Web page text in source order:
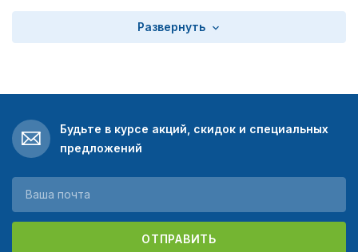
Развернуть
Будьте в курсе акций, скидок и специальных
предложений
ОТПРАВИТЬ